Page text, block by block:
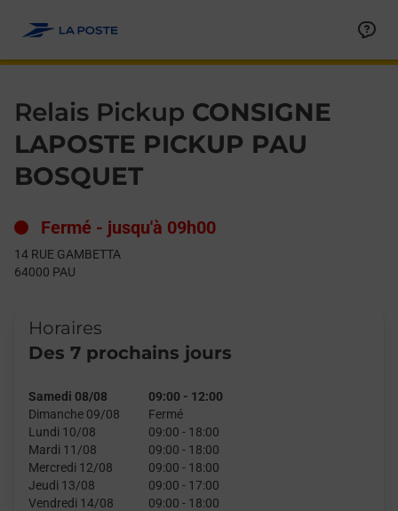
Relais Pickup CONSIGNE
LAPOSTE PICKUP PAU
BOSQUET
Fermé - jusqu'à 09h00
14 RUE GAMBETTA
64000 PAU
Horaires
Des 7 prochains jours
Samedi 08/08 09:00 - 12:00
Dimanche 09/08
Fermé
Lundi 10/08
09:00 - 18:00
Mardi 11/08
09:00 - 18:00
Mercredi 12/08
09:00 - 18:00
Jeudi 13/08
09:00 - 17:00
Vendredi 14/08
09:00 - 18:00